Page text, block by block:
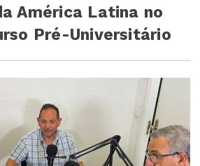
América Latina no
Pré-Universitário